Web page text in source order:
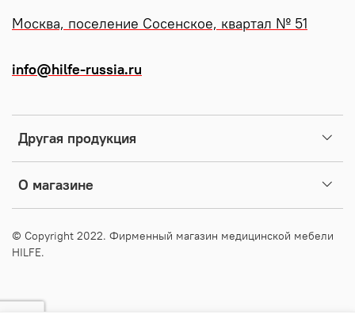
Другая продукция
О магазине
Москва, поселение Сосенское, квартал № 51
info@hilfe-russia.ru
© Copyright 2022. Фирменный магазин медицинской мебели
HILFE.